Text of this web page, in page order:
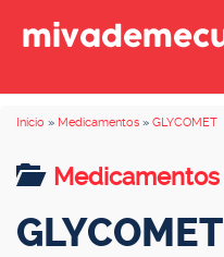
Inicio » Medicamentos » GLYCOMET
Medicamentos
GLYCOMET